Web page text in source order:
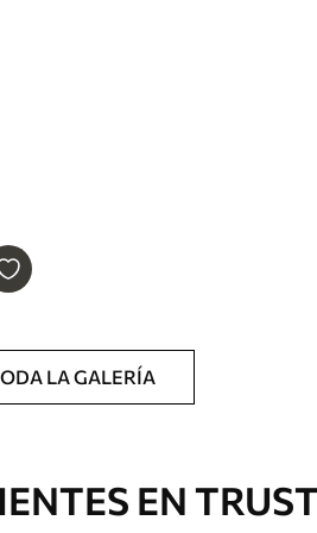
LA GALERÍA
EN